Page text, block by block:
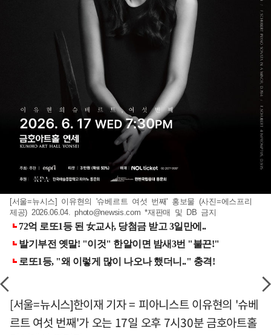
[서울=뉴시스] 이유현의 '슈베르트 여섯 번째' 홍보물 (사진=에스프리
제공) 2026.06.04.photo@newsis.com *재판매 및 DB 금지
[서울=뉴시스]한이재 기자 = 피아니스트 이유현의 '슈베
르트 여섯 번째'가 오는 17일 오후 7시30분 금호아트홀